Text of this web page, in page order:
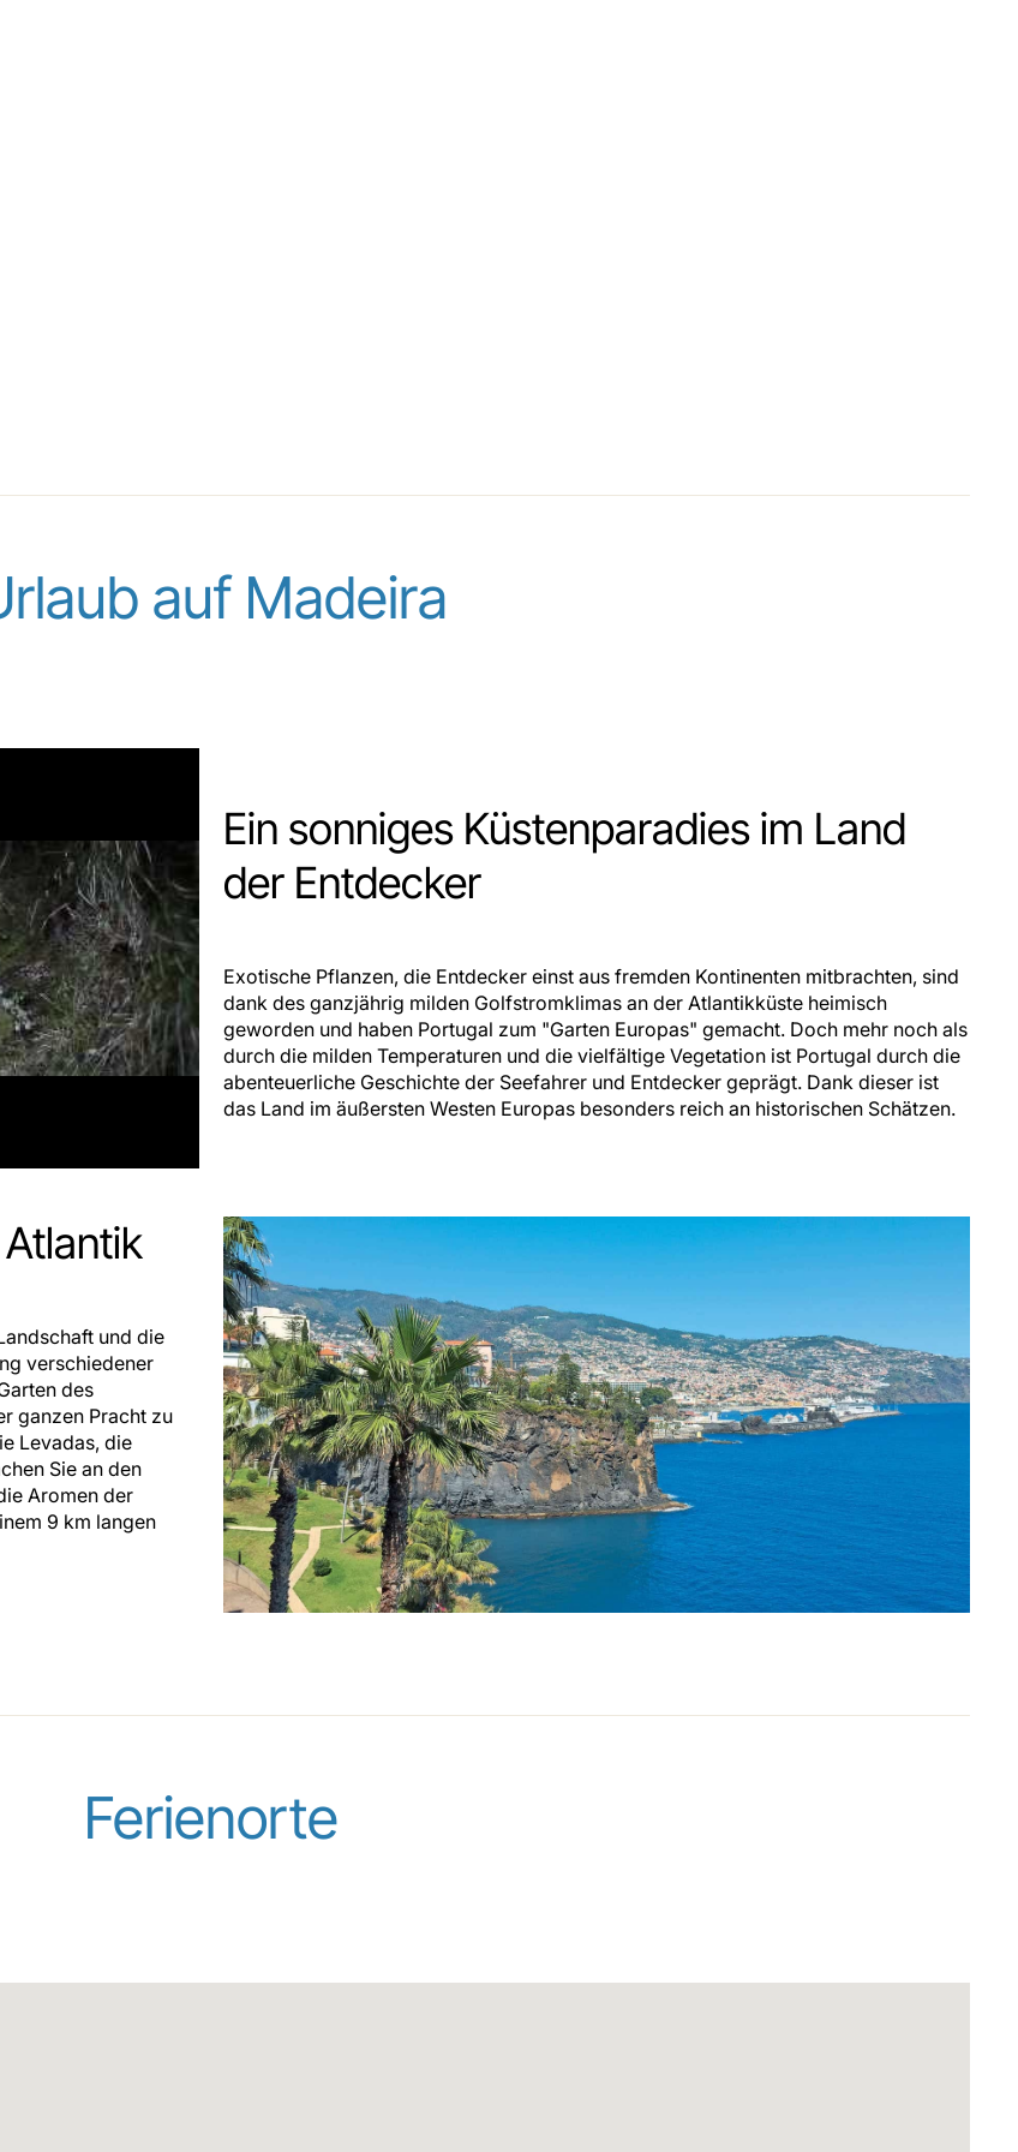
auf Madeira
Ein sonniges Küstenparadies im Land
der Entdecker
Exotische Pflanzen, die Entdecker einst aus fremden Kontinenten mitbrachten, sind
dank des ganzjährig milden Golfstromklimas an der Atlantikküste heimisch
geworden und haben Portugal zum "Garten Europas" gemacht. Doch mehr noch als
durch die milden Temperaturen und die vielfältige Vegetation ist Portugal durch die
abenteuerliche Geschichte der Seefahrer und Entdecker geprägt. Dank dieser ist
das Land im äußersten Westen Europas besonders reich an historischen Schätzen.
und die
verschiedener
des
ganzen Pracht zu
Levadas, die
Sie an den
Aromen der
9 km langen
Ferienorte